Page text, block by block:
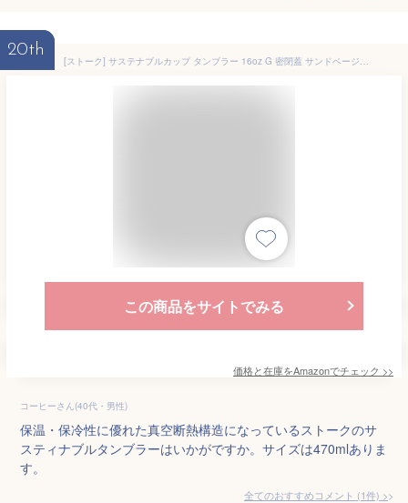
20th
[ストーク] サステナブルカップ タンブラー 16oz G 密閉蓋 サンドベージュ G(470ml) S16
この商品をサイトでみる
価格と在庫をAmazonでチェック >>
コーヒーさん(40代・男性)
保温・保冷性に優れた真空断熱構造になっているストークのサ
スティナブルタンブラーはいかがですか。サイズは470mlありま
す。
全てのおすすめコメント (1件) >